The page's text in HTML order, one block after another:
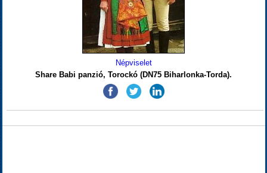
Népviselet
Share Babi panzió, Torockó (DN75 Biharlonka-Torda).